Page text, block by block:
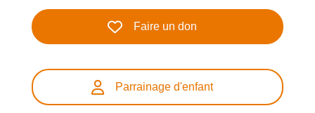
Faire un don
Parrainage d'enfant